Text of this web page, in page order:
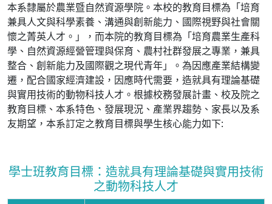
本系隸屬於農業暨自然資源學院。本校的教育目標為「培育
兼具人文與科學素養、溝通與創新能力、國際視野與社會關
懷之菁英人才。」，而本院的教育目標為「培育農業生產科
學、自然資源經營管理與保育、農村社群發展之專業，兼具
整合、創新能力及國際觀之現代青年」。為因應產業結構變
遷，配合國家經濟建設，因應時代需要，造就具有理論基礎
與實用技術的動物科技人才。根據校務發展計畫、校及院之
教育目標、本系特色、發展現況、產業界趨勢、家長以及系
友期望，本系訂定之教育目標與學生核心能力如下:
學士班教育目標：造就具有理論基礎與實用技術
之動物科技人才